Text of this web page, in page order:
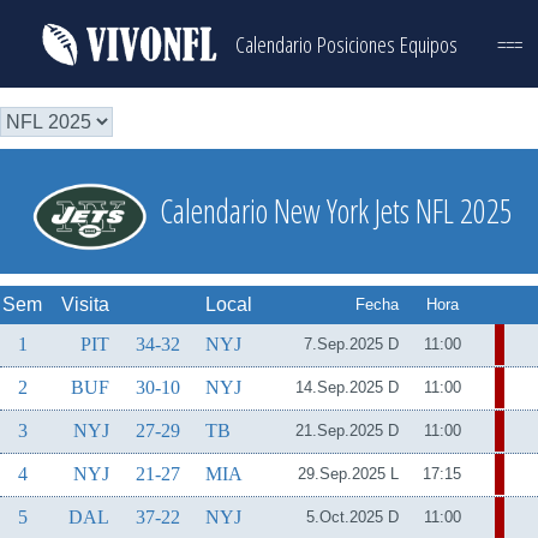
Calendario Posiciones Equipos ===
Calendario New York Jets NFL 2025
Sem Visita Local Fecha Hora
1 PIT 34-32 NYJ 7.Sep.2025 D 11:00
2 BUF 30-10 NYJ 14.Sep.2025 D 11:00
3 NYJ 27-29 TB 21.Sep.2025 D 11:00
4 NYJ 21-27 MIA 29.Sep.2025 L 17:15
5 DAL 37-22 NYJ 5.Oct.2025 D 11:00